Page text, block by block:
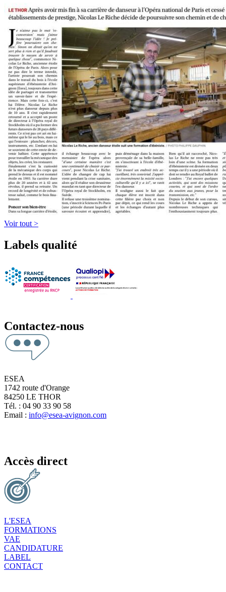
Voir tout >
Labels qualité
Contactez-nous
ESEA
1742 route d'Orange
84250 LE THOR
Tél. : 04 90 33 90 58
Email : info@esea-avignon.com
Accès direct
L'ESEA
FORMATIONS
VAE
CANDIDATURE
LABEL
CONTACT